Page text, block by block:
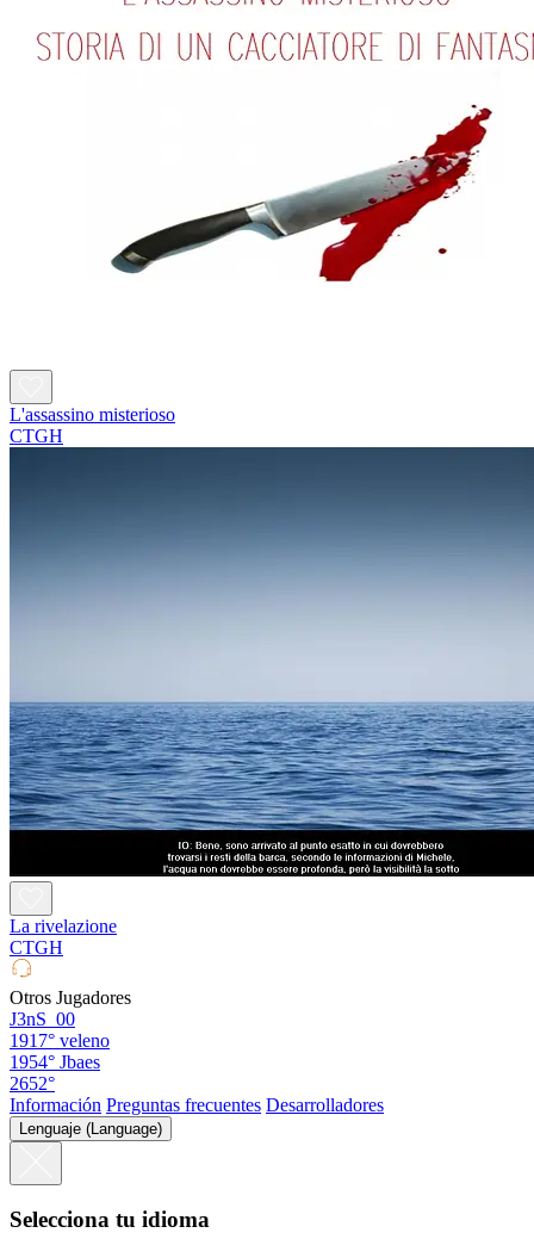
L'assassino misterioso
CTGH
La rivelazione
CTGH
Otros Jugadores
J3nS_00
1917° veleno
1954° Jbaes
2652°
Información Preguntas frecuentes Desarrolladores
Lenguaje (Language)
Selecciona tu idioma